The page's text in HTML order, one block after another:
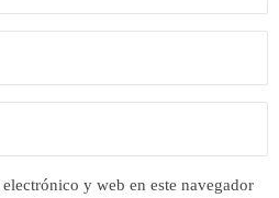
y web en este navegador